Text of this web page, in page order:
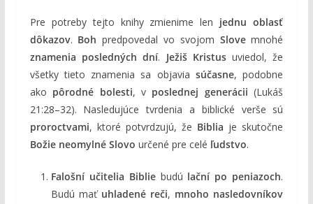
Pre potreby tejto knihy zmienime len jednu oblasť
dôkazov. Boh predpovedal vo svojom Slovemnohé
znamenia posledných dní. Ježiš Kristusuviedol, že
všetky tieto znamenia sa objaviasúčasne, podobne
ako pôrodné bolesti, v poslednej generácii (Lukáš
21:28–32). Nasledujúce tvrdenia a biblické verše sú
proroctvami, ktoré potvrdzujú, že Biblia je skutočne
Božie neomylné Slovo určené pre celé ľudstvo.
Falošní učitelia Bibliebudú lační po peniazoch.
Budú mať uhladené reči, mnoho nasledovníkov